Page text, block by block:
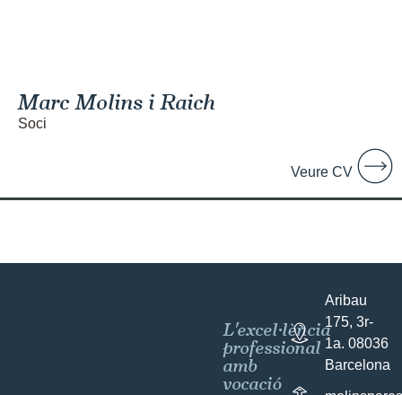
Marc Molins i Raich
Soci
Veure CV
L'excel·lència
professional
amb
vocació
Aribau
175, 3r-
1a. 08036
Barcelona